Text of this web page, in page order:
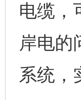
电缆，
岸电的
系统，